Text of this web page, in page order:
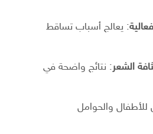
: يعالج أسباب تساقط
الشعر: نتائج واضحة في
للأطفال والحوامل